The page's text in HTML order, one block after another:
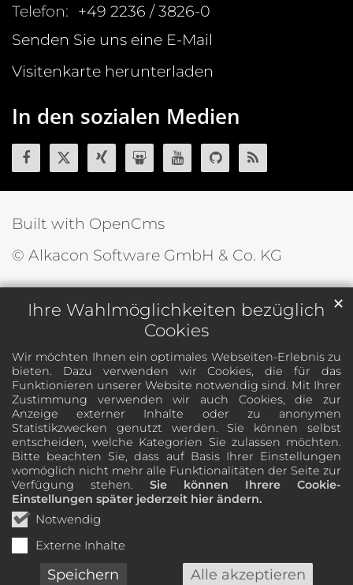
Ihre Wahlmöglichkeiten bezüglich
Cookies
Wir möchten Ihnen ein optimales Webseiten-Erlebnis zu
bieten. Dazu verwenden wir Cookies, die für das
Funktionieren unserer Website notwendig sind. Mit Ihrer
Zustimmung verwenden wir auch Cookies, die zur
Anzeige externer Inhalte oder zu anonymen
Statistikzwecken genutzt werden. Sie können selbst
entscheiden, welche Kategorien Sie zulassen möchten.
Bitte beachten Sie, dass auf Basis Ihrer Einstellungen
womöglich nicht mehr alle Funktionalitäten der Seite zur
Verfügung stehen. Sie können Ihrere Cookie-
Einstellungen später jederzeit hier ändern.
Notwendig
Externe Inhalte
Speichern Alle akzeptieren
✕
Telefon: +49 2236 / 3826-0
Senden Sie uns eine E-Mail
Visitenkarte herunterladen
In den sozialen Medien
Built with OpenCms
© Alkacon Software GmbH & Co. KG